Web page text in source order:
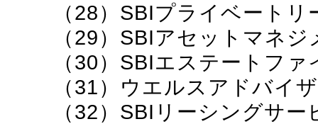
（28）SBIプライベート
（29）SBIアセットマネ
（30）SBIエステートフ
（31）ウエルスアドバイ
（32）SBIリーシングサー